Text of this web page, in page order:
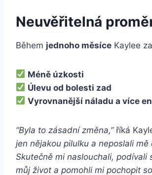
Neuvěřitelná
Během jednoho měsíce Kaylee
Méně úzkosti
Úlevu od bolesti zad
Vyrovnanější náladu a více
“Byla to zásadní změna,”říká
jen nějakou pilulku a neposlali mě
Skutečně mi naslouchali, podívali
můj život a pomohli mi pochopit